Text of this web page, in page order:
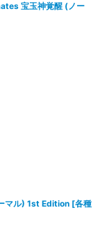
宝玉神覚醒 (ノー
マル) 1st Edition [各種